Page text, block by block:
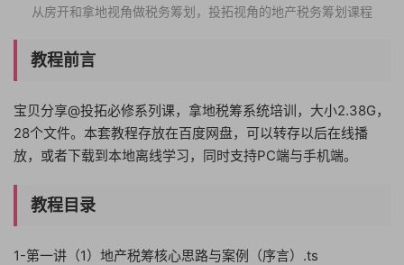
从‬房开和拿地视‬角做税务‬筹划，投拓视角的地产税务筹划课程
教程前言
宝贝分享@投拓必修系列课，拿地税筹系统培训，大小2.38G，
28个文件。本套教程存放在百度网盘，可以转存以后在线播
放，或者下载到本地离线学习，同时支持PC端与手机端。
教程目录
1-第一讲（1）地产税筹核心思路与案例（序言）.ts